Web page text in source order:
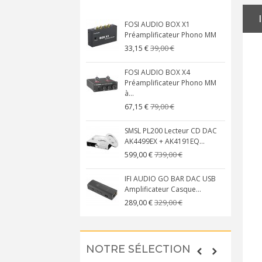
FOSI AUDIO BOX X1
Préamplificateur Phono MM
33,15 €39,00 €
FOSI AUDIO BOX X4
Préamplificateur Phono MM
à...
67,15 €79,00 €
SMSL PL200 Lecteur CD DAC
AK4499EX + AK4191EQ...
599,00 €739,00 €
IFI AUDIO GO BAR DAC USB
Amplificateur Casque...
289,00 €329,00 €
NOTRE SÉLECTION